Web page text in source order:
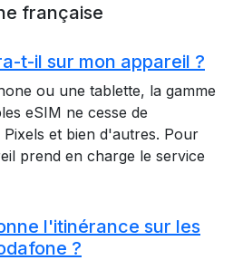
française
t-il sur mon appareil ?
ou une tablette, la gamme
eSIM ne cesse de
et bien d'autres. Pour
prend en charge le service
l'itinérance sur les
?